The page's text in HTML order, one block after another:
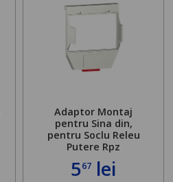
Adaptor Montaj
pentru Sina din,
pentru Soclu Releu
Putere Rpz
567 lei